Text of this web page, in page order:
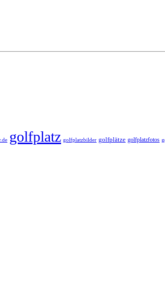
golfplatz golfplatzbilder golfplätze golfplatzfotos